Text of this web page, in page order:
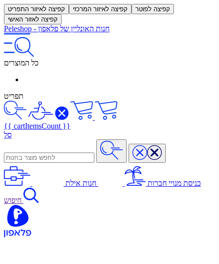
קפיצה לאיזור התפריט קפיצה לאיזור המרכזי
קפיצה לפוטר
קפיצה לאזור האישי
Peleshop - חנות האונליין של פלאפון
כל המוצרים
תפריט
{{ cartItemsCount }}
סל
כניסת מנויי חברות חנות אילת
חיפוש